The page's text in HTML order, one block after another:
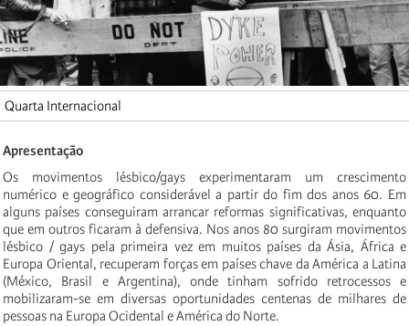
Quarta Internacional
Apresentação
Os movimentos lésbico/gays experimentaram um crescimento
numérico e geográfico considerável a partir do fim dos anos 60. Em
alguns países conseguiram arrancar reformas significativas, enquanto
que em outros ficaram à defensiva. Nos anos 80 surgiram movimentos
lésbico / gays pela primeira vez em muitos países da Ásia, África e
Europa Oriental, recuperam forças em países chave da América a Latina
(México, Brasil e Argentina), onde tinham sofrido retrocessos e
mobilizaram-se em diversas oportunidades centenas de milhares de
pessoas na Europa Ocidental e América do Norte.